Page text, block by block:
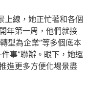
上線，她正忙著和各個
年第一周，他們就接
型為企業”等多個底本
事”聯辦。眼下，她還
進更多方便化場景盡